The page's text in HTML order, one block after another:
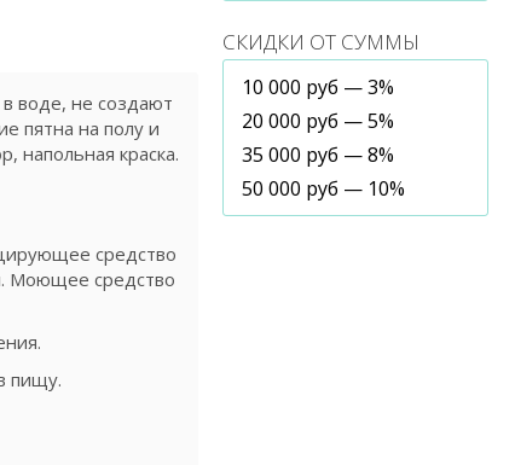
СКИДКИ ОТ СУММЫ
10 000 руб — 3%
20 000 руб — 5%
35 000 руб — 8%
50 000 руб — 10%
воде, не создают
пятна на полу и
напольная краска.
средство
Моющее средство
пищу.